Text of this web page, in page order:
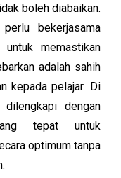
boleh diabaikan.
bekerjasama
memastikan
adalah sahih
kepada pelajar. Di
dengan
tepat untuk
optimum tanpa